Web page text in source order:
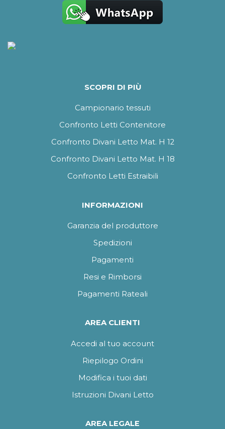
SCOPRI DI PIÙ
Campionario tessuti
Confronto Letti Contenitore
Confronto Divani Letto Mat. H 12
Confronto Divani Letto Mat. H 18
Confronto Letti Estraibili
INFORMAZIONI
Garanzia del produttore
Spedizioni
Pagamenti
Resi e Rimborsi
Pagamenti Rateali
AREA CLIENTI
Accedi al tuo account
Riepilogo Ordini
Modifica i tuoi dati
Istruzioni Divani Letto
AREA LEGALE